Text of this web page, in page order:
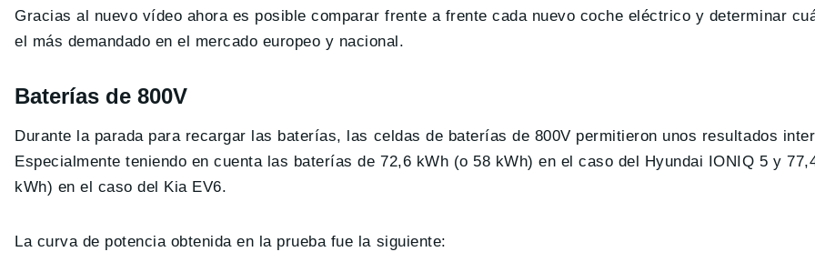
Gracias al nuevo vídeo ahora es posible comparar frente a frente cada nuevo coche eléctrico y determinar
el más demandado en el mercado europeo y nacional.
Baterías de 800V
Durante la parada para recargar las baterías, las celdas de baterías de 800V permitieron unos resultados
Especialmente teniendo en cuenta las baterías de 72,6 kWh (o 58 kWh) en el caso del Hyundai IONIQ 5 y
kWh) en el caso del Kia EV6.
La curva de potencia obtenida en la prueba fue la siguiente: